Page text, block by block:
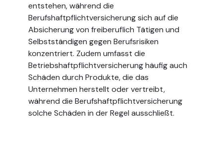
entstehen, während die
Berufshaftpflichtversicherung sich auf die
Absicherung von freiberuflich Tätigen und
Selbstständigen gegen Berufsrisiken
konzentriert. Zudem umfasst die
Betriebshaftpflichtversicherung häufig auch
Schäden durch Produkte, die das
Unternehmen herstellt oder vertreibt,
während die Berufshaftpflichtversicherung
solche Schäden in der Regel ausschließt.